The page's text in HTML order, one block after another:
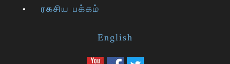
ரகசிய பக்கம்
English